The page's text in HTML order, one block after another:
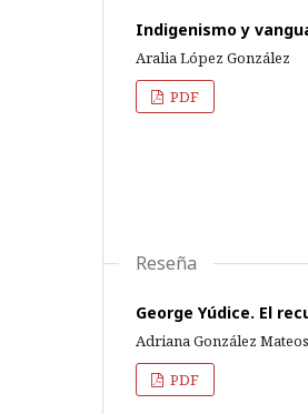
Indigenismo y
Aralia López González
PDF
Reseña
George Yúdice. El
Adriana González Mateos
PDF